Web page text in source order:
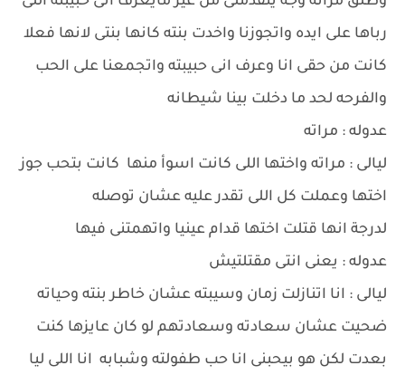
رباها على ايده واتجوزنا واخدت بنته كانها بنتى لانها فعلا
كانت من حقى انا وعرف انى حبيبته واتجمعنا على الحب
والفرحه لحد ما دخلت بينا شيطانه
عدوله : مراته
ليالى : مراته واختها اللى كانت اسوأ منها كانت بتحب جوز
اختها وعملت كل اللى تقدر عليه عشان توصله
لدرجة انها قتلت اختها قدام عينيا واتهمتنى فيها
عدوله : يعنى انتى مقتلتيش
ليالى : انا اتنازلت زمان وسيبته عشان خاطر بنته وحياته
ضحيت عشان سعادته وسعادتهم لو كان عايزها كنت
بعدت لكن هو بيحبنى انا حب طفولته وشبابه انا اللى ليا